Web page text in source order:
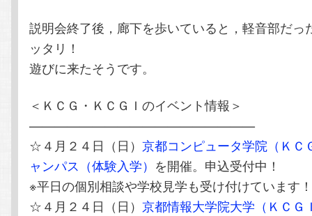
説明会終了後，廊下を歩いていると，軽音部だっ
ッタリ！
遊びに来たそうです。
＜ＫＣＧ・ＫＣＧＩのイベント情報＞
——————————————————
☆４月２４日（日）京都コンピュータ学院（ＫＣ
ャンパス（体験入学） を開催。申込受付中！
※平日の個別相談や学校見学も受け付けています
☆４月２４日（日）京都情報大学院大学（ＫＣＧ